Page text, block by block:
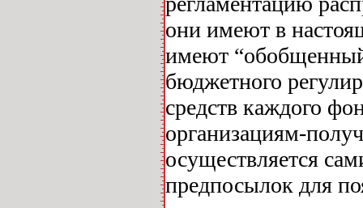
они имеют в
имеют
бюджетного
средств каждого
организациям-
осуществляется
предпосылок для